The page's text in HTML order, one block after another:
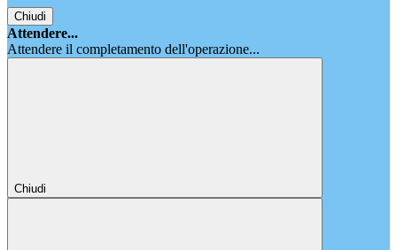
Chiudi
Attendere...
Attendere il completamento dell'operazione...
Chiudi